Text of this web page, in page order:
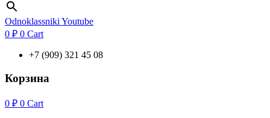
Odnoklassniki Youtube
0 ₽ 0 Cart
+7 (909) 321 45 08
Корзина
0 ₽ 0 Cart